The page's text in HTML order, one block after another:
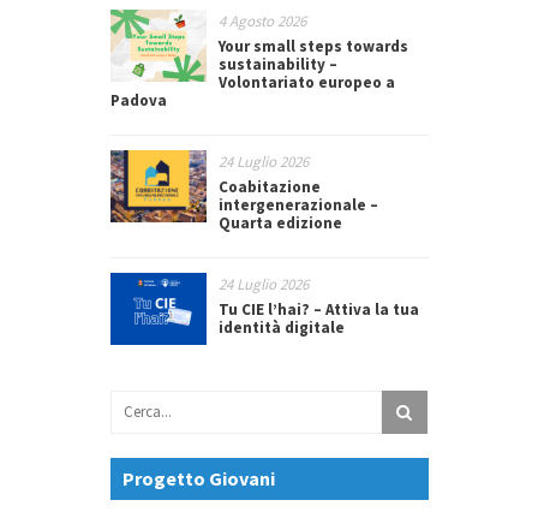
4 Agosto 2026
Your small steps towards
sustainability –
Volontariato europeo a
Padova
24 Luglio 2026
Coabitazione
intergenerazionale –
Quarta edizione
24 Luglio 2026
Tu CIE l’hai? – Attiva la tua
identità digitale
Progetto Giovani